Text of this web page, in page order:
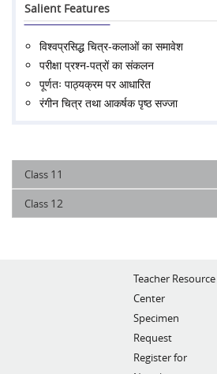
Salient Features
विश्वप्रसिद्ध चित्र-कलाओं का समावेश
परीक्षा प्रश्‍न-पत्रों का संकलन
पूर्णतः पाठ्यक्रम पर आधारित
रंगीन चित्र तथा आकर्षक पृष्ठ सज्जा
Class 11
Class 12
Teacher Resource
Center
Specimen
Request
Register for